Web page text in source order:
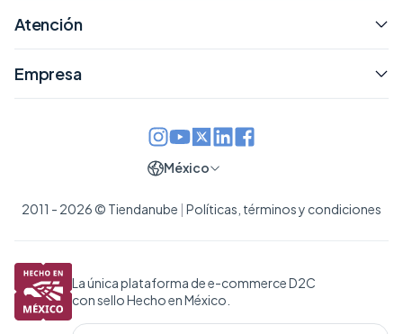
Atención
Empresa
2011 - 2026 © Tiendanube | Políticas, términos y condiciones
México
La única plataforma de e-commerce D2C
con sello Hecho en México.